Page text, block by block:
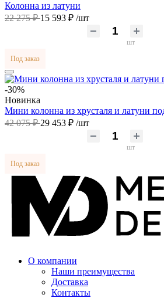
Колонна из латуни
22 275 ₽15 593 ₽ /шт
шт
Под заказ
-30%
Новинка
Мини колонна из хрусталя и латуни
42 075 ₽29 453 ₽ /шт
шт
Под заказ
О компании
Наши преимущества
Доставка
Контакты